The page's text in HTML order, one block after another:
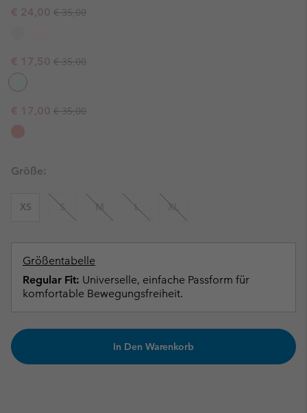
Sale price:
€ 24,00 Regular price:
€ 35,00
Sale price:
€ 17,50 Regular price:
€ 35,00
Sale price:
€ 17,00 Regular price:
€ 35,00
Größe:
XS S M L XL
Größentabelle
Regular Fit: Universelle, einfache Passform für
komfortable Bewegungsfreiheit.
In Den Warenkorb